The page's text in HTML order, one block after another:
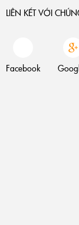
LIÊN KẾT VỚI
Facebook